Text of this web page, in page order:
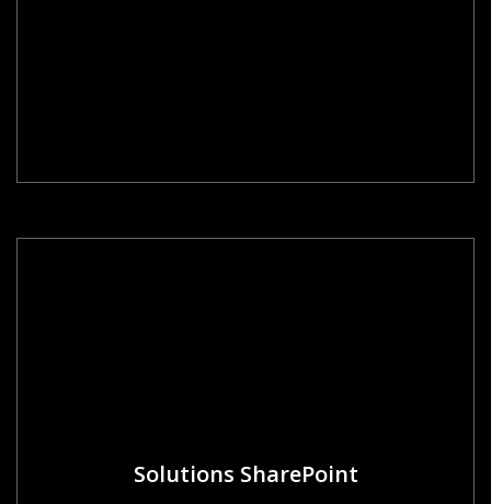
Solutions SharePoint